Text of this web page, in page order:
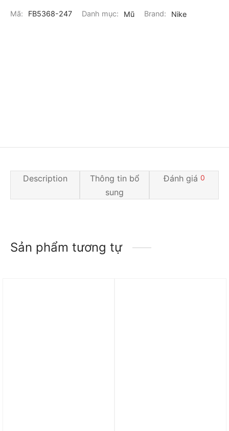
Mã: FB5368-247 Danh mục: Mũ Brand: Nike
Description
Thông tin bổ
sung
Đánh giá 0
Sản phẩm tương tự